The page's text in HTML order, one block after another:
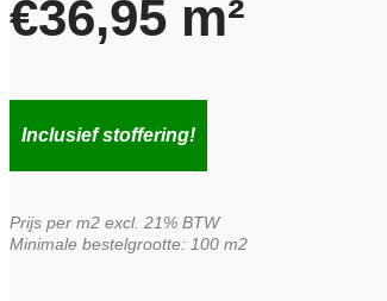
€36,95 m²
Inclusief stoffering!
Prijs per m2 excl. 21% BTW
Minimale bestelgrootte: 100 m2